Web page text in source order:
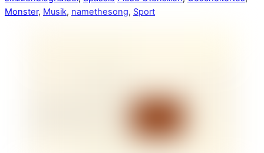
Monster, Musik, namethesong, Sport